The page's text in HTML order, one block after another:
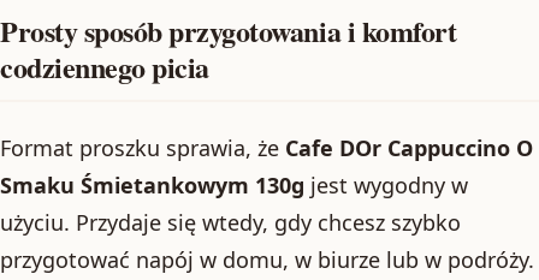
Prosty sposób przygotowania i komfort
codziennego picia
Format proszku sprawia, że Cafe DOr Cappuccino O
Smaku Śmietankowym 130g jest wygodny w
użyciu. Przydaje się wtedy, gdy chcesz szybko
przygotować napój w domu, w biurze lub w podróży.